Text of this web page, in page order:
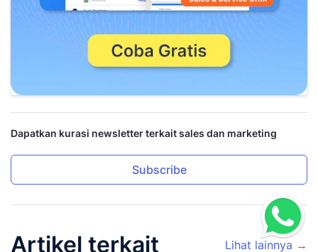
Dapatkan kurasi newsletter terkait sales dan marketing
Subscribe
Artikel terkait Lihat lainnya →